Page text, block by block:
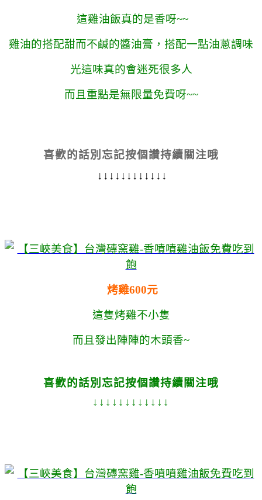
這雞油飯真的是香呀~~
雞油的搭配甜而不鹹的醬油膏，搭配一點油蔥調味
光這味真的會迷死很多人
而且重點是無限量免費呀~~
喜歡的話別忘記按個讚持續關注哦
↓↓↓↓↓↓↓↓↓↓↓↓
烤雞600元
這隻烤雞不小隻
而且發出陣陣的木頭香~
喜歡的話別忘記按個讚持續關注哦
↓↓↓↓↓↓↓↓↓↓↓↓